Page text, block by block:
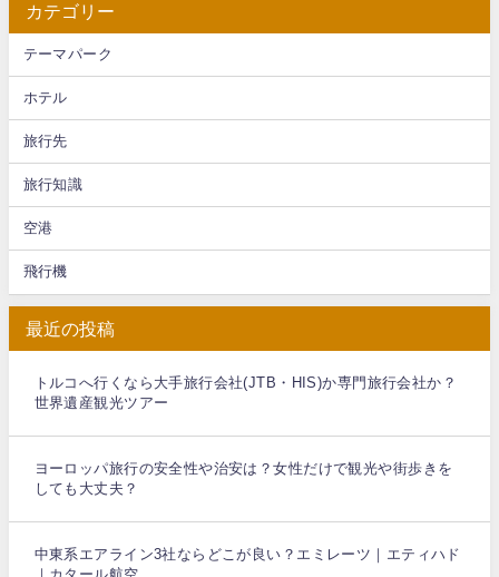
カテゴリー
テーマパーク
ホテル
旅行先
旅行知識
空港
飛行機
最近の投稿
トルコへ行くなら大手旅行会社(JTB・HIS)か専門旅行会社か？
世界遺産観光ツアー
ヨーロッパ旅行の安全性や治安は？女性だけで観光や街歩きを
しても大丈夫？
中東系エアライン3社ならどこが良い？エミレーツ｜エティハド